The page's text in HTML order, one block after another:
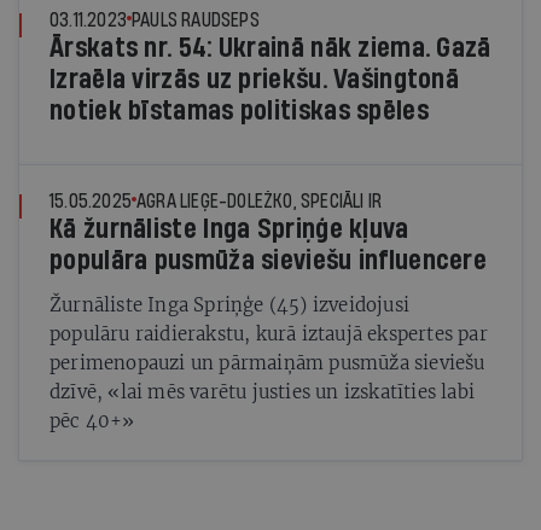
03.11.2023 PAULS RAUDSEPS
Ārskats nr. 54: Ukrainā nāk ziema. Gazā
Izraēla virzās uz priekšu. Vašingtonā
notiek bīstamas politiskas spēles
15.05.2025 AGRA LIEĢE-DOLEŽKO, SPECIĀLI IR
Kā žurnāliste Inga Spriņģe kļuva
populāra pusmūža sieviešu influencere
Žurnāliste Inga Spriņģe (45) izveidojusi
populāru raidierakstu, kurā iztaujā ekspertes par
perimenopauzi un pārmaiņām pusmūža sieviešu
dzīvē, «lai mēs varētu justies un izskatīties labi
pēc 40+»